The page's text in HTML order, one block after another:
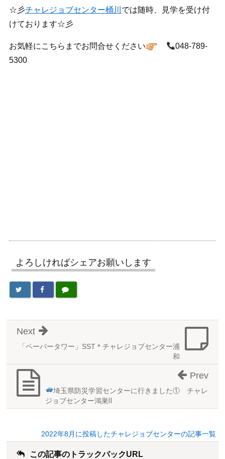
☆彡チャレジョブセンター桶川 では随時、見学を受け付
けております☆彡
お気軽にこちらまでお問合せください
048-789-
5300
よろしければシェアお願いします
「ペーパータワー」SST＊チャレジョブセンター浦
和
Next
埼玉県防災学習センターに行きました① チャレ
ジョブセンター鴻巣Ⅱ
Prev
2022年8月に投稿したチャレジョブセンターの記事一覧
この記事のトラックバックURL